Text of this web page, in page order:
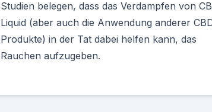
Studien belegen, dass das Verdampfen von
Liquid (aber auch die Anwendung anderer
Produkte) in der Tat dabei helfen kann, das
Rauchen aufzugeben.